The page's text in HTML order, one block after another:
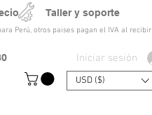
Perú, otros paises pagan el IVA al recibir
Iniciar sesión
USD ($)
Taller y soporte